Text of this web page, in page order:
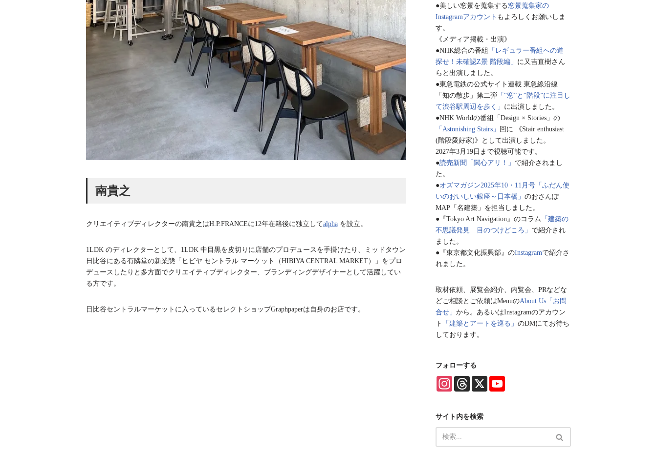
南貴之
クリエイティブディレクターの南貴之はH.P.FRANCEに12年在籍後に独立してalphaを設立。
1LDK のディレクターとして、1LDK 中目黒を皮切りに店舗のプロデュースを手掛けたり、ミッドタウン
日比谷にある有隣堂の新業態「ヒビヤ セントラル マーケット（HIBIYA CENTRAL MARKET）」をプロ
デュースしたりと多方面でクリエイティブディレクター、ブランディングデザイナーとして活躍してい
る方です。
日比谷セントラルマーケットに入っているセレクトショップGraphpaperは自身のお店です。
●美しい窓景を蒐集する 窓景蒐集家の
Instagramアカウント もよろしくお願いしま
す。
《メディア掲載・出演》
●NHK総合の番組
「レギュラー番組への道
探せ！未確認Z景 階段編」 に又吉直樹さん
らと出演しました。
●東急電鉄の公式サイト連載 東急線沿線
「知の散歩」第二弾「“窓”と“階段”に注目し
て渋谷駅周辺を歩く」 に出演しました。
●NHK Worldの番組「Design × Stories」の
「Astonishing Stairs」
回に 《Stair enthusiast
(階段愛好家)》として出演しました。
2027年3月19日まで視聴可能です。
●読売新聞「関心アリ！」 で紹介されまし
た。
●オズマガジン2025年10・11月号「ふだん使
いのおいしい銀座～日本橋」 のおさんぽ
MAP「名建築」を担当しました。
●『Tokyo Art Navigation』のコラム 「建築の
不思議発見 目のつけどころ」 で紹介され
ました。
●『東京都文化振興部』のInstagramで紹介さ
れました。
取材依頼、展覧会紹介、内覧会、PRなどな
どご相談とご依頼はMenuのAbout Us「お問
合せ」 から。あるいはInstagramのアカウン
ト
「建築とアートを巡る」 のDMにてお待ち
しております。
フォローする
I
g
r
a
m
T
d
s
X
Y
e
サイト内を検索